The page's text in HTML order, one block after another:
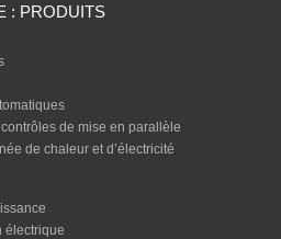
: PRODUITS
de mise en parallèle
de chaleur et d’électricité
électrique